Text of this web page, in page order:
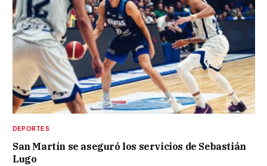
DEPORTES
San Martín se aseguró los servicios de Sebastián
Lugo